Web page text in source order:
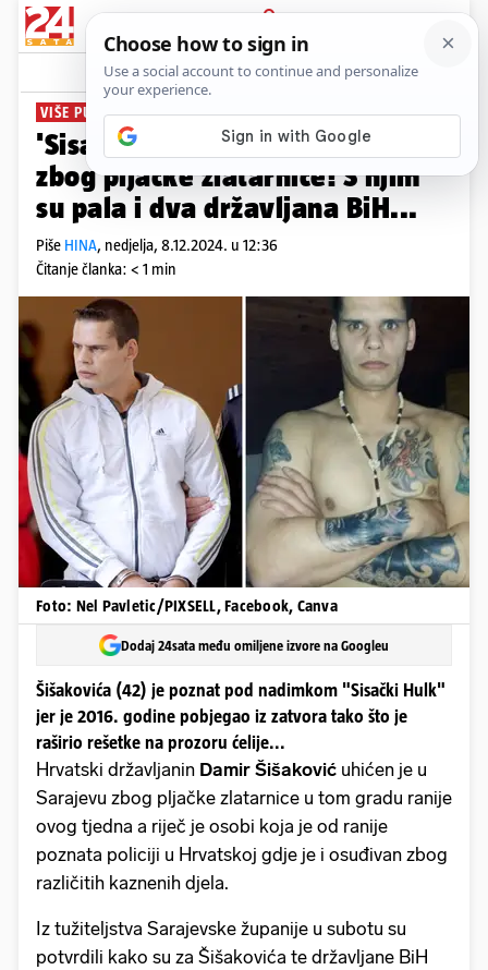
PRIJAVA
News Komentari
VIŠE PUTA OSUĐIVAN...
'Sisački Hulk' uhićen u Sarajevu
zbog pljačke zlatarnice! S njim
su pala i dva državljana BiH...
Piše HINA, nedjelja, 8.12.2024. u 12:36
Čitanje članka: < 1 min
Foto: Nel Pavletic/PIXSELL, Facebook, Canva
Dodaj 24sata među omiljene izvore na Googleu
Šišakovića (42) je poznat pod nadimkom "Sisački Hulk"
jer je 2016. godine pobjegao iz zatvora tako što je
raširio rešetke na prozoru ćelije...
Hrvatski državljanin Damir Šišaković uhićen je u
Sarajevu zbog pljačke zlatarnice u tom gradu ranije
ovog tjedna a riječ je osobi koja je od ranije
poznata policiji u Hrvatskoj gdje je i osuđivan zbog
različitih kaznenih djela.
Iz tužiteljstva Sarajevske županije u subotu su
potvrdili kako su za Šišakovića te državljane BiH